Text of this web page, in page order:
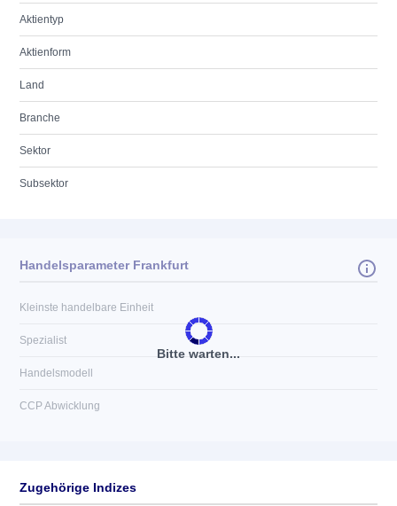
Aktientyp
Aktienform
Land
Branche
Sektor
Subsektor
Bitte warten...
Handelsparameter Frankfurt
Kleinste handelbare Einheit
Spezialist
Handelsmodell
CCP Abwicklung
Zugehörige Indizes